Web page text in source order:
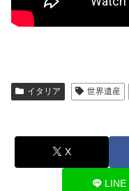
イタリア 世界遺産
X
LINE